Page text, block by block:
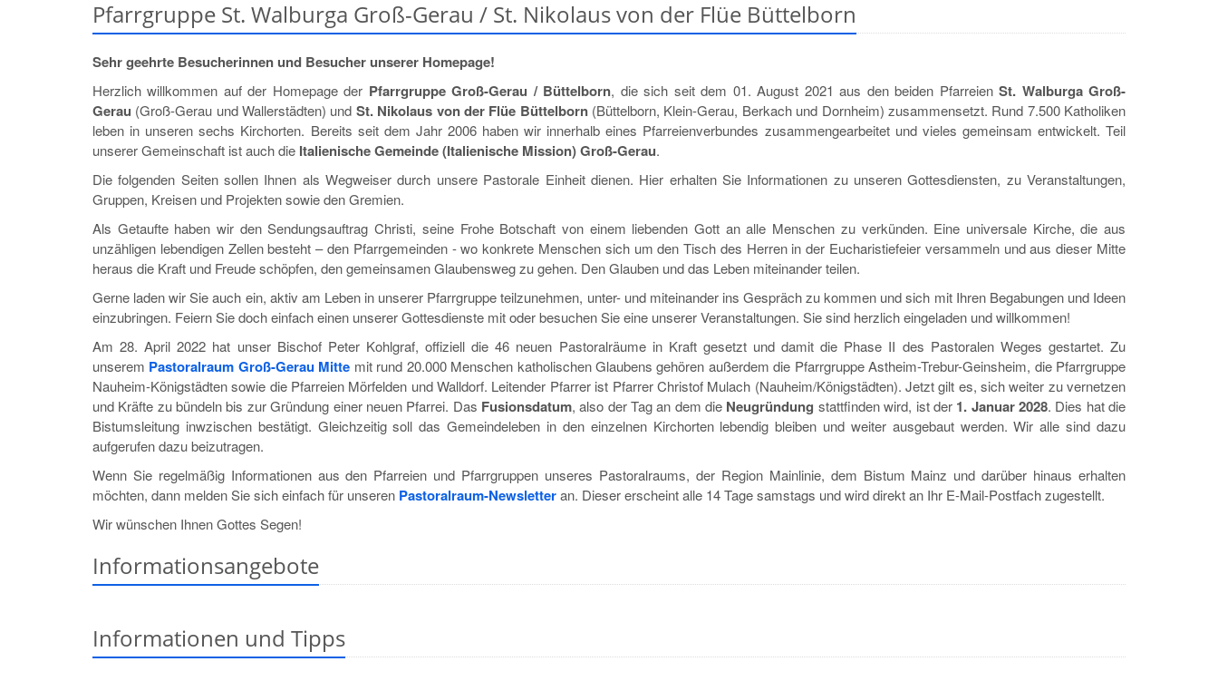
Pfarrgruppe St. Walburga Groß-Gerau / St. Nikolaus von der Flüe Büttelborn
Sehr geehrte Besucherinnen und Besucher unserer Homepage!
Herzlich willkommen auf der Homepage der Pfarrgruppe Groß-Gerau / Büttelborn, die sich seit dem 01. August 2021 aus den beiden PfarreienSt. Walburga Groß-
Gerau (Groß-Gerau und Wallerstädten) und St. Nikolaus von der Flüe Büttelborn(Büttelborn, Klein-Gerau, Berkach und Dornheim) zusammensetzt. Rund 7.500 Katholiken
leben in unseren sechs Kirchorten. Bereits seit dem Jahr 2006 haben wir innerhalb eines Pfarreienverbundes zusammengearbeitet und vieles gemeinsam entwickelt. Teil
unserer Gemeinschaft ist auch die Italienische Gemeinde (Italienische Mission) Groß-Gerau.
Die folgenden Seiten sollen Ihnen als Wegweiser durch unsere Pastorale Einheit dienen. Hier erhalten Sie Informationen zu unseren Gottesdiensten, zu Veranstaltungen,
Gruppen, Kreisen und Projekten sowie den Gremien.
Als Getaufte haben wir den Sendungsauftrag Christi, seine Frohe Botschaft von einem liebenden Gott an alle Menschen zu verkünden. Eine universale Kirche, die aus
unzähligen lebendigen Zellen besteht – den Pfarrgemeinden - wo konkrete Menschen sich um den Tisch des Herren in der Eucharistiefeier versammeln und aus dieser Mitte
heraus die Kraft und Freude schöpfen, den gemeinsamen Glaubensweg zu gehen. Den Glauben und das Leben miteinander teilen.
Gerne laden wir Sie auch ein, aktiv am Leben in unserer Pfarrgruppe teilzunehmen, unter- und miteinander ins Gespräch zu kommen und sich mit Ihren Begabungen und Ideen
einzubringen. Feiern Sie doch einfach einen unserer Gottesdienste mit oder besuchen Sie eine unserer Veranstaltungen. Sie sind herzlich eingeladen und willkommen!
Am 28. April 2022 hat unser Bischof Peter Kohlgraf, offiziell die 46 neuen Pastoralräume in Kraft gesetzt und damit die Phase II des Pastoralen Weges gestartet. Zu
unserem Pastoralraum Groß-Gerau Mitte mit rund 20.000 Menschen katholischen Glaubens gehören außerdem die Pfarrgruppe Astheim-Trebur-Geinsheim, die Pfarrgruppe
Nauheim-Königstädten sowie die Pfarreien Mörfelden und Walldorf. Leitender Pfarrer ist Pfarrer Christof Mulach (Nauheim/Königstädten). Jetzt gilt es, sich weiter zu vernetzen
und Kräfte zu bündeln bis zur Gründung einer neuen Pfarrei. Das Fusionsdatum, also der Tag an dem die Neugründung stattfinden wird, ist der 1. Januar 2028. Dies hat die
Bistumsleitung inwzischen bestätigt. Gleichzeitig soll das Gemeindeleben in den einzelnen Kirchorten lebendig bleiben und weiter ausgebaut werden. Wir alle sind dazu
aufgerufen dazu beizutragen.
Wenn Sie regelmäßig Informationen aus den Pfarreien und Pfarrgruppen unseres Pastoralraums, der Region Mainlinie, dem Bistum Mainz und darüber hinaus erhalten
möchten, dann melden Sie sich einfach für unseren Pastoralraum-Newsletteran. Dieser erscheint alle 14 Tage samstags und wird direkt an Ihr E-Mail-Postfach zugestellt.
Wir wünschen Ihnen Gottes Segen!
Informationsangebote
Informationen und Tipps